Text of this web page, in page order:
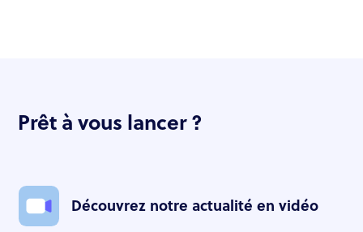
Prêt à vous lancer ?
Découvrez notre actualité en vidéo